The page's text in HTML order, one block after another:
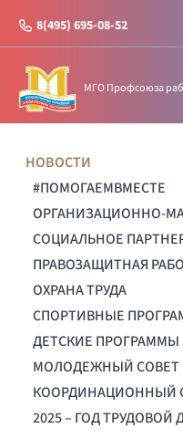
8(495) 695-08-52
МГО Профсоюза
НОВОСТИ
#ПОМОГАЕМВМЕСТЕ
ОРГАНИЗАЦИОННО-
СОЦИАЛЬНОЕ
ПРАВОЗАЩИТНАЯ
ОХРАНА ТРУДА
СПОРТИВНЫЕ
ДЕТСКИЕ ПРОГРАММЫ
МОЛОДЕЖНЫЙ СОВЕТ
КООРДИНАЦИОННЫЙ
2025 – ГОД ТРУДОВОЙ